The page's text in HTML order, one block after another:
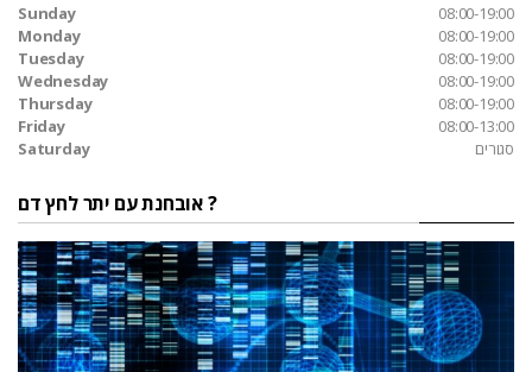
Sunday
08:00-19:00
Monday
08:00-19:00
Tuesday
08:00-19:00
Wednesday
08:00-19:00
Thursday
08:00-19:00
Friday
08:00-13:00
Saturday
סגורים
אובחנת עם יתר לחץ דם ?